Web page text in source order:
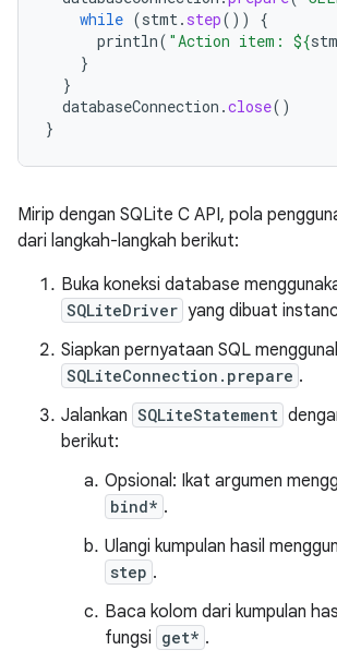
while (stmt. step())
{
println( "Action item: ${
}
}
databaseConnection .close()
}
Mirip dengan SQLite C API, pola
dari langkah-langkah berikut:
Buka koneksi database
SQLiteDriver yang dibuat
Siapkan pernyataan SQL
SQLiteConnection.prepare .
Jalankan SQLiteStatement
berikut:
Opsional: Ikat argumen
bind* .
Ulangi kumpulan hasil
step .
Baca kolom dari kumpulan
fungsi get* .